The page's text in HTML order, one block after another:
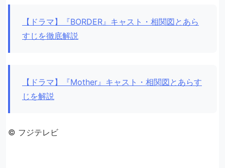
【ドラマ】『BORDER』キャスト・相関図とあら
すじを徹底解説
【ドラマ】『Mother』キャスト・相関図とあらす
じを解説
© フジテレビ